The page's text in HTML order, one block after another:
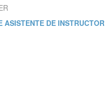
ASISTENTE DE INSTRUCTOR